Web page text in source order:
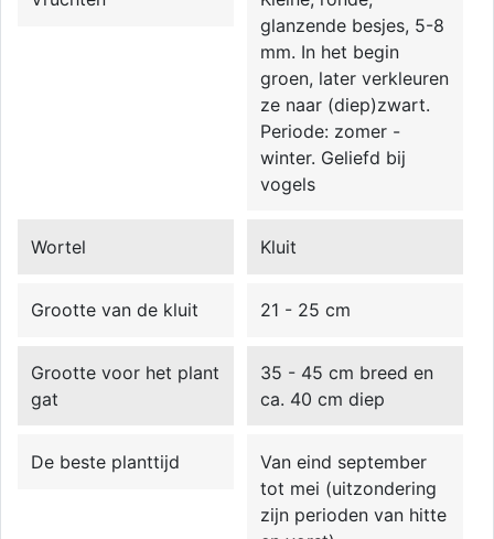
glanzende besjes, 5-8
mm. In het begin
groen, later verkleuren
ze naar (diep)zwart.
Periode: zomer -
winter. Geliefd bij
vogels
Wortel Kluit
Grootte van de kluit 21 - 25 cm
Grootte voor het plant
gat
35 - 45 cm breed en
ca. 40 cm diep
De beste planttijd
Van eind september
tot mei (uitzondering
zijn perioden van hitte